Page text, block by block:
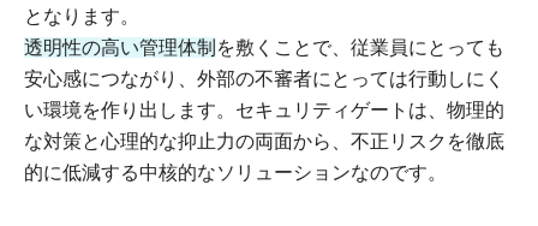
となります。
透明性の高い管理体制 を敷くことで、従業員にとっても
安心感につながり、外部の不審者にとっては行動しにく
い環境を作り出します。セキュリティゲートは、物理的
な対策と心理的な抑止力の両面から、不正リスクを徹底
的に低減する中核的なソリューションなのです。